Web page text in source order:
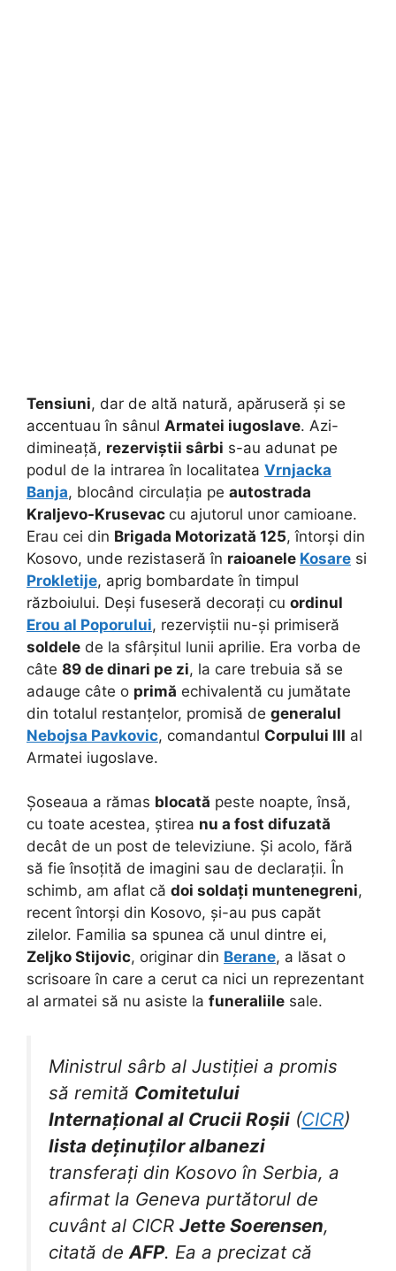
Tensiuni, dar de altă natură, apăruseră și se
accentuau în sânul Armatei iugoslave. Azi-
dimineață, rezerviștii sârbi s-au adunat pe
podul de la intrarea în localitatea Vrnjacka
Banja, blocând circulația pe autostrada
Kraljevo-Krusevac cu ajutorul unor camioane.
Erau cei din Brigada Motorizată 125, întorși din
Kosovo, unde rezistaseră în raioanele Kosare si
Prokletije, aprig bombardate în timpul
războiului. Deși fuseseră decorați cu ordinul
Erou al Poporului, rezerviștii nu-și primiseră
soldele de la sfârșitul lunii aprilie. Era vorba de
câte 89 de dinari pe zi, la care trebuia să se
adauge câte o primă echivalentă cu jumătate
din totalul restanțelor, promisă de generalul
Nebojsa Pavkovic, comandantul Corpului III al
Armatei iugoslave.
Șoseaua a rămas blocată peste noapte, însă,
cu toate acestea, știrea nu a fost difuzată
decât de un post de televiziune. Și acolo, fără
să fie însoțită de imagini sau de declarații. În
schimb, am aflat că doi soldați muntenegreni,
recent întorși din Kosovo, și-au pus capăt
zilelor. Familia sa spunea că unul dintre ei,
Zeljko Stijovic, originar din Berane, a lăsat o
scrisoare în care a cerut ca nici un reprezentant
al armatei să nu asiste la funeraliile sale.
Ministrul sârb al Justiției a promis
să remită Comitetului
Internațional al Crucii Roșii (CICR)
lista deținuților albanezi
transferați din Kosovo în Serbia, a
afirmat la Geneva purtătorul de
cuvânt al CICR Jette Soerensen,
citată de AFP. Ea a precizat că